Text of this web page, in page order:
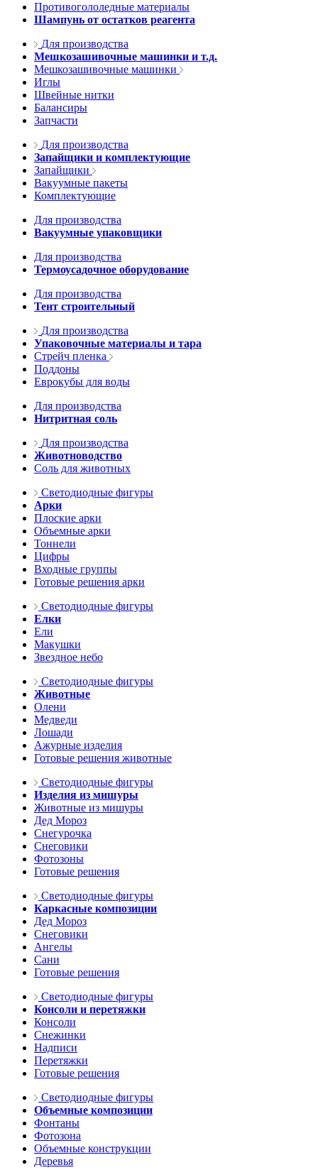
Противогололедные материалы
Шампунь от остатков реагента
Для производства
Мешкозашивочные машинки и т.д.
Мешкозашивочные машинки
Иглы
Швейные нитки
Балансиры
Запчасти
Для производства
Запайщики и комплектующие
Запайщики
Вакуумные пакеты
Комплектующие
Для производства
Вакуумные упаковщики
Для производства
Термоусадочное оборудование
Для производства
Тент строительный
Для производства
Упаковочные материалы и тара
Стрейч пленка
Поддоны
Еврокубы для воды
Для производства
Нитритная соль
Для производства
Животноводство
Соль для животных
Светодиодные фигуры
Арки
Плоские арки
Объемные арки
Тоннели
Цифры
Входные группы
Готовые решения арки
Светодиодные фигуры
Елки
Ели
Макушки
Звездное небо
Светодиодные фигуры
Животные
Олени
Медведи
Лошади
Ажурные изделия
Готовые решения животные
Светодиодные фигуры
Изделия из мишуры
Животные из мишуры
Дед Мороз
Снегурочка
Снеговики
Фотозоны
Готовые решения
Светодиодные фигуры
Каркасные композиции
Дед Мороз
Снеговики
Ангелы
Сани
Готовые решения
Светодиодные фигуры
Консоли и перетяжки
Консоли
Снежинки
Надписи
Перетяжки
Готовые решения
Светодиодные фигуры
Объемные композиции
Фонтаны
Фотозона
Объемные конструкции
Деревья